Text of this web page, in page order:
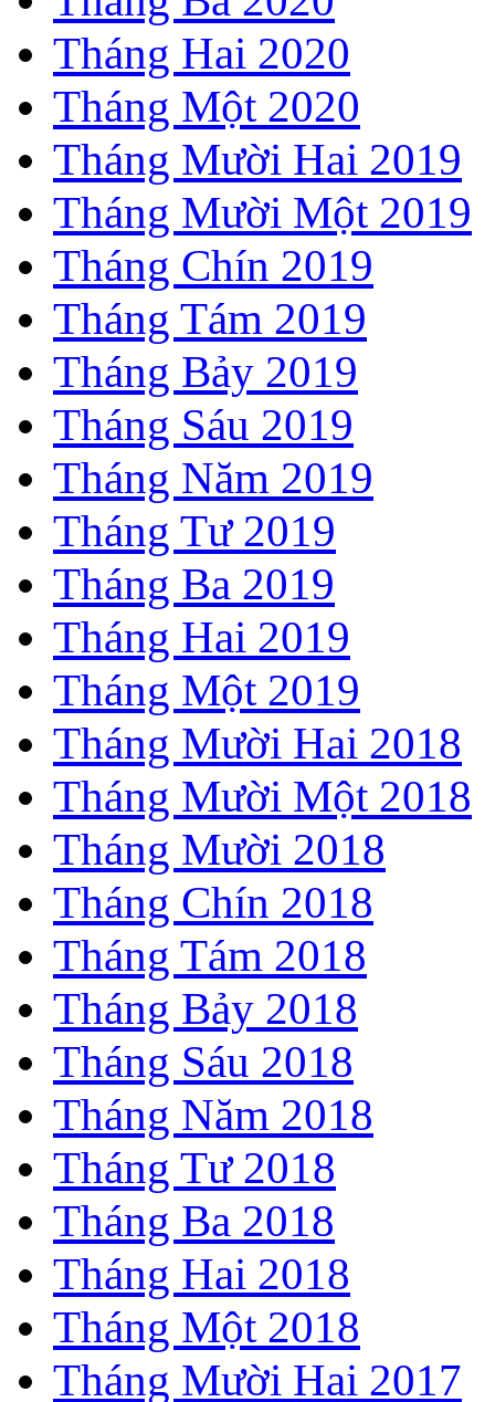
Tháng Hai 2020
Tháng Một 2020
Tháng Mười Hai 2019
Tháng Mười Một 2019
Tháng Chín 2019
Tháng Tám 2019
Tháng Bảy 2019
Tháng Sáu 2019
Tháng Năm 2019
Tháng Tư 2019
Tháng Ba 2019
Tháng Hai 2019
Tháng Một 2019
Tháng Mười Hai 2018
Tháng Mười Một 2018
Tháng Mười 2018
Tháng Chín 2018
Tháng Tám 2018
Tháng Bảy 2018
Tháng Sáu 2018
Tháng Năm 2018
Tháng Tư 2018
Tháng Ba 2018
Tháng Hai 2018
Tháng Một 2018
Tháng Mười Hai 2017